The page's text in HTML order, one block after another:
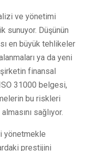
ve yönetimi
sunuyor. Düşünün
en büyük tehlikeler
ya da yeni
finansal
31000 belgesi,
bu riskleri
sağlıyor.
yönetmekle
prestijini